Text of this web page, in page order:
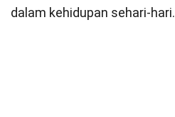
dalam kehidupan sehari-hari.